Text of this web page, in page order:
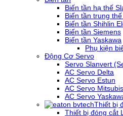
Biến tần hạ thế
Biến tần trung
Biến tần Shihlin
Biến tần Siemens
Biến tần Yaskawa
Phụ kiện
Động Cơ Servo
Servo Slanvert
AC Servo Delta
AC Servo Estun
AC Servo
AC Servo
Thiết bị
Thiết bị đóng cắt